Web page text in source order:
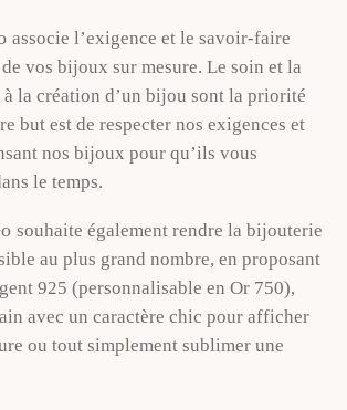
associe l’exigence et le savoir-faire
vos bijoux sur mesure. Le soin et la
la création d’un bijou sont la priorité
but est de respecter nos exigences et
nos bijoux pour qu’ils vous
le temps.
souhaite également rendre la bijouterie
au plus grand nombre, en proposant
925 (personnalisable en Or 750),
avec un caractère chic pour afficher
ou tout simplement sublimer une